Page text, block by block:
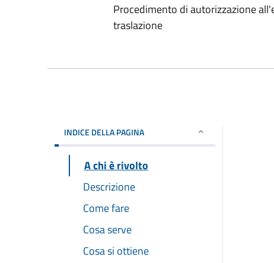
Procedimento di autorizzazione
traslazione
INDICE DELLA PAGINA
A chi è rivolto
Descrizione
Come fare
Cosa serve
Cosa si ottiene